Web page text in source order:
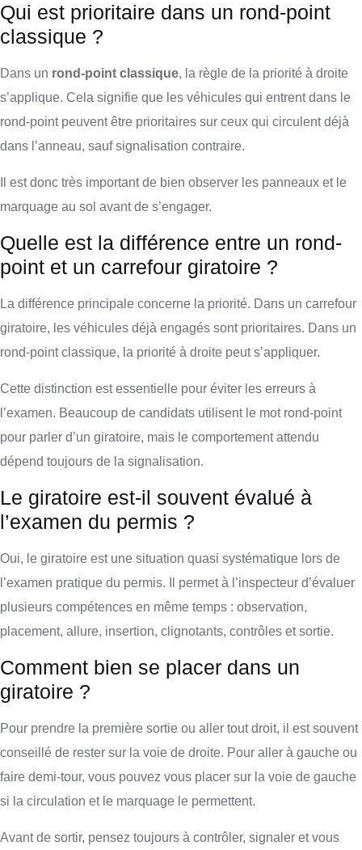
Qui est prioritaire dans un rond-point
classique ?
Dans un rond-point classique, la règle de la priorité à droite
s’applique. Cela signifie que les véhicules qui entrent dans le
rond-point peuvent être prioritaires sur ceux qui circulent déjà
dans l’anneau, sauf signalisation contraire.
Il est donc très important de bien observer les panneaux et le
marquage au sol avant de s’engager.
Quelle est la différence entre un rond-
point et un carrefour giratoire ?
La différence principale concerne la priorité. Dans un carrefour
giratoire, les véhicules déjà engagés sont prioritaires. Dans un
rond-point classique, la priorité à droite peut s’appliquer.
Cette distinction est essentielle pour éviter les erreurs à
l’examen. Beaucoup de candidats utilisent le mot rond-point
pour parler d’un giratoire, mais le comportement attendu
dépend toujours de la signalisation.
Le giratoire est-il souvent évalué à
l’examen du permis ?
Oui, le giratoire est une situation quasi systématique lors de
l’examen pratique du permis. Il permet à l’inspecteur d’évaluer
plusieurs compétences en même temps : observation,
placement, allure, insertion, clignotants, contrôles et sortie.
Comment bien se placer dans un
giratoire ?
Pour prendre la première sortie ou aller tout droit, il est souvent
conseillé de rester sur la voie de droite. Pour aller à gauche ou
faire demi-tour, vous pouvez vous placer sur la voie de gauche
si la circulation et le marquage le permettent.
Avant de sortir, pensez toujours à contrôler, signaler et vous